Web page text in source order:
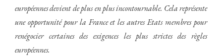
européennes devient de plus en plus incontournable. Cela représente
une opportunité pour la France et les autres Etats membres pour
renégocier certaines des exigences les plus strictes des règles
européennes.